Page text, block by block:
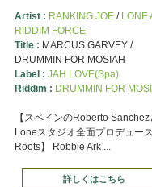
Artist : RANKING JOE/ LONE
RIDDIM FORCE
Title : MARCUS GARVEY /
DRUMMIN FOR MOSIAH
Label : JAH LOVE(Spa)
Riddim : DRUMMIN FOR
【スペインのRoberto Sanchez
Loneスタジオ全面プロデュー
Roots】 Robbie Ark ...
詳しくはこちら